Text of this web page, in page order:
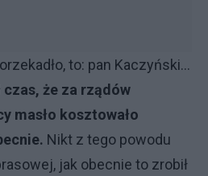
to: pan Kaczyński…
czas, że za rządów
masło kosztowało
Nikt z tego powodu
jak obecnie to zrobił